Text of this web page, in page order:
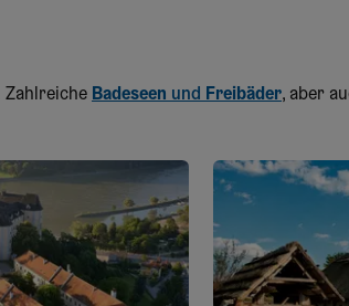
Zahlreiche Badeseen und Freibäder, aber